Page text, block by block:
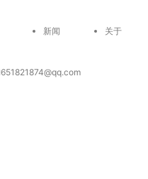
新闻 关于
651821874@qq.com